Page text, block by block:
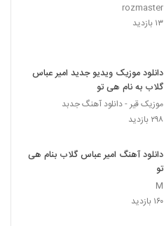
rozmaster
۱۳ بازدید
دانلود موزیک ویدیو جدید امیر عباس
گلاب به نام هی تو
موزیک قیر - دانلود آهنگ جدبد
۲۹۸ بازدید
دانلود آهنگ امیر عباس گلاب بنام هی
تو
M
۱۶۰ بازدید